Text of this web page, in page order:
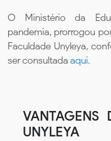
O Ministério da
pandemia, prorrogou
Faculdade Unyleya,
ser consultada aqui.
VANTAGENS
UNYLEYA